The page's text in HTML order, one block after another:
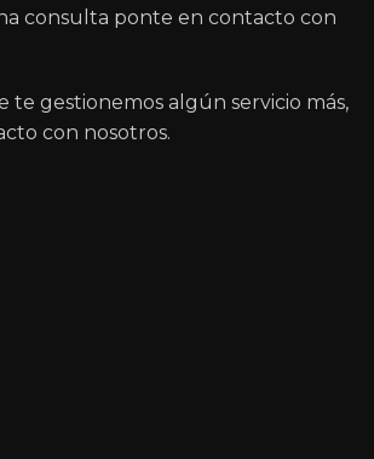
consulta ponte en contacto con
te gestionemos algún servicio más,
con nosotros.